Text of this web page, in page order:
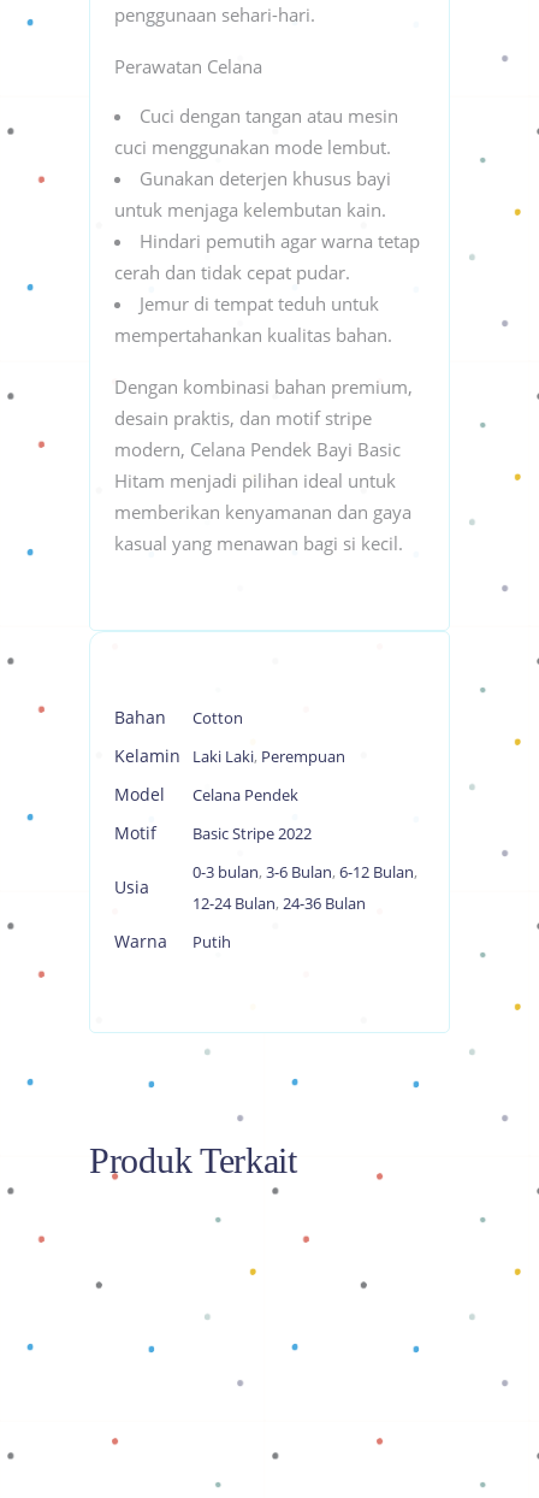
penggunaan sehari-hari.
Perawatan Celana
Cuci dengan tangan atau mesin
cuci menggunakan mode lembut.
Gunakan deterjen khusus bayi
untuk menjaga kelembutan kain.
Hindari pemutih agar warna tetap
cerah dan tidak cepat pudar.
Jemur di tempat teduh untuk
mempertahankan kualitas bahan.
Dengan kombinasi bahan premium,
desain praktis, dan motif stripe
modern, Celana Pendek Bayi Basic
Hitam menjadi pilihan ideal untuk
memberikan kenyamanan dan gaya
kasual yang menawan bagi si kecil.
Bahan Cotton
Kelamin Laki Laki, Perempuan
Model Celana Pendek
Motif Basic Stripe 2022
Usia
0-3 bulan, 3-6 Bulan, 6-12 Bulan,
12-24 Bulan, 24-36 Bulan
Warna Putih
Produk Terkait